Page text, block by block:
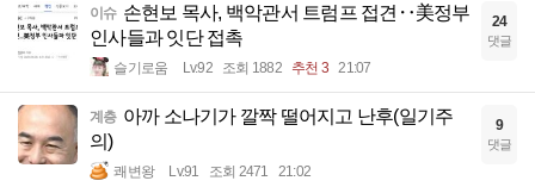
이슈 손현보 목사, 백악관서 트럼프 접견‥美정부
인사들과 잇단 접촉
슬기로움 Lv.92 조회 1882 추천 3 21:07
24
댓글
계층 아까 소나기가 깔짝 떨어지고 난후(일기주
의)
쾌변왕 Lv.91 조회 2471 21:02
9
댓글